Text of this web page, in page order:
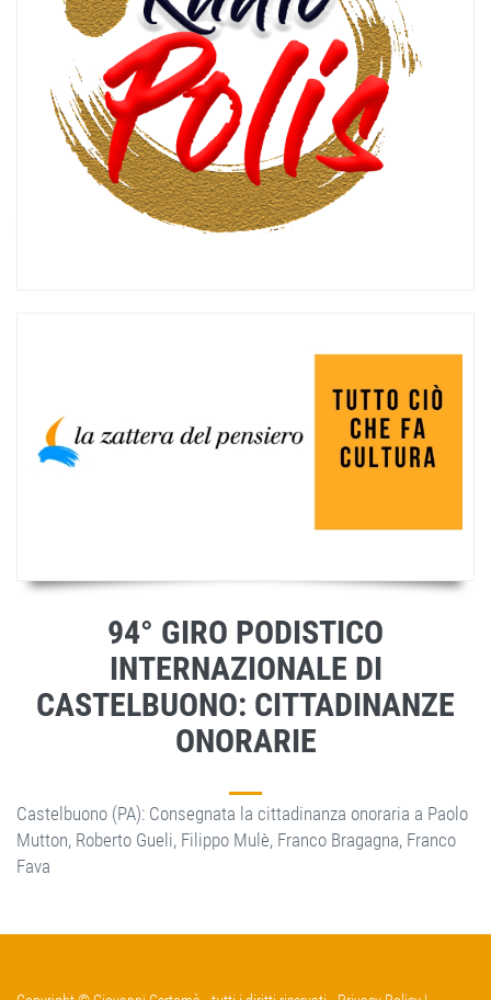
94° GIRO PODISTICO
INTERNAZIONALE DI
CASTELBUONO: CITTADINANZE
ONORARIE
Castelbuono (PA): Consegnata la cittadinanza onoraria a Paolo
Mutton, Roberto Gueli, Filippo Mulè, Franco Bragagna, Franco
Fava